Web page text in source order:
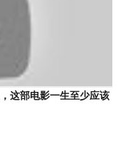
这部电影一生至少应该